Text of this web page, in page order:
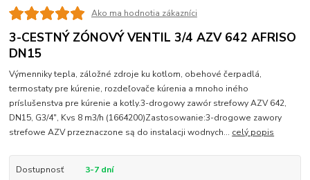
Ako ma hodnotia zákazníci
3-CESTNÝ ZÓNOVÝ VENTIL 3/4 AZV 642 AFRISO
DN15
Výmenniky tepla, záložné zdroje ku kotlom, obehové čerpadlá,
termostaty pre kúrenie, rozdeľovače kúrenia a mnoho iného
príslušenstva pre kúrenie a kotly.3-drogowy zawór strefowy AZV 642,
DN15, G3/4", Kvs 8 m3/h (1664200)Zastosowanie:3-drogowe zawory
strefowe AZV przeznaczone są do instalacji wodnych... celý popis
Dostupnosť 3-7 dní